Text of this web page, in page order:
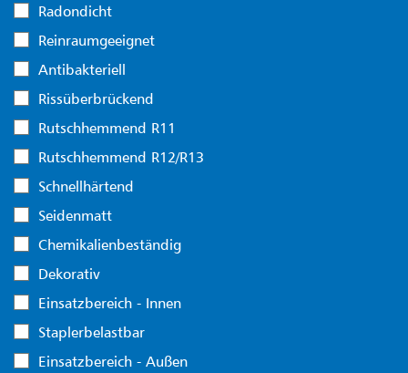
Radondicht
Reinraumgeeignet
Antibakteriell
Rissüberbrückend
Rutschhemmend R11
Rutschhemmend R12/R13
Schnellhärtend
Seidenmatt
Chemikalienbeständig
Dekorativ
Einsatzbereich - Innen
Staplerbelastbar
Einsatzbereich - Außen